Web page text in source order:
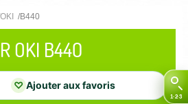
OKI B440
OKI B440
♡ Ajouter aux favoris